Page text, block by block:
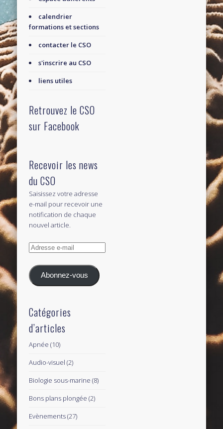
calendrier
formations et sections
contacter le CSO
s'inscrire au CSO
liens utiles
Retrouvez le CSO
sur Facebook
Recevoir les news
du CSO
Saisissez votre adresse
e-mail pour recevoir une
notification de chaque
nouvel article.
Adresse
mail
Abonnez-vous
Catégories
d’articles
Apnée (10)
Audio-visuel (2)
Biologie sous-marine (8)
Bons plans plongée (2)
Evènements(27)